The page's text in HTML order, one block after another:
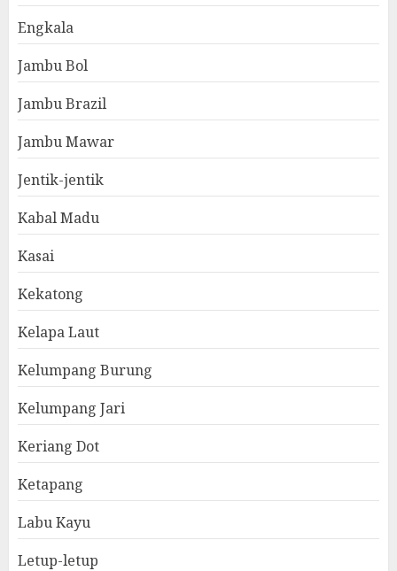
Engkala
Jambu Bol
Jambu Brazil
Jambu Mawar
Jentik-jentik
Kabal Madu
Kasai
Kekatong
Kelapa Laut
Kelumpang Burung
Kelumpang Jari
Keriang Dot
Ketapang
Labu Kayu
Letup-letup